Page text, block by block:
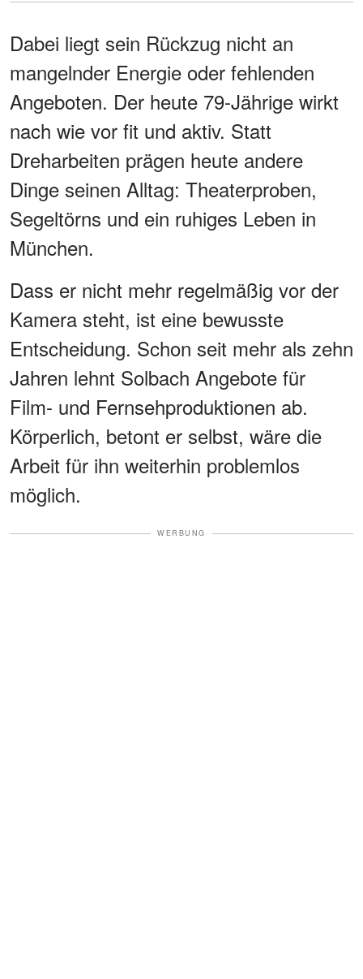
Dabei liegt sein Rückzug nicht an
mangelnder Energie oder fehlenden
Angeboten. Der heute 79-Jährige wirkt
nach wie vor fit und aktiv. Statt
Dreharbeiten prägen heute andere
Dinge seinen Alltag: Theaterproben,
Segeltörns und ein ruhiges Leben in
München.
Dass er nicht mehr regelmäßig vor der
Kamera steht, ist eine bewusste
Entscheidung. Schon seit mehr als zehn
Jahren lehnt Solbach Angebote für
Film- und Fernsehproduktionen ab.
Körperlich, betont er selbst, wäre die
Arbeit für ihn weiterhin problemlos
möglich.
WERBUNG